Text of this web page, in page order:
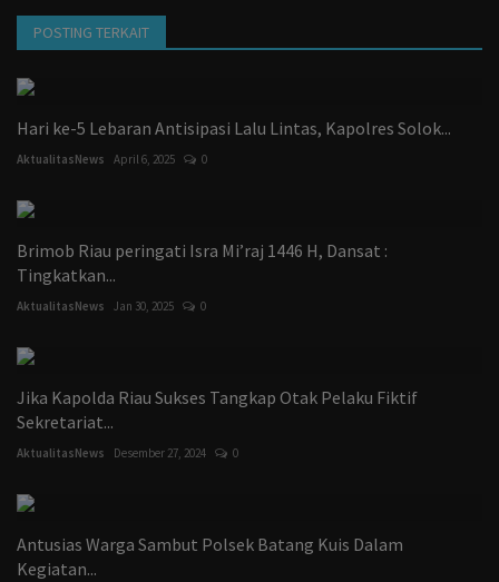
POSTING TERKAIT
Hari ke-5 Lebaran Antisipasi Lalu Lintas, Kapolres Solok...
AktualitasNews April 6, 2025 0
Brimob Riau peringati Isra Mi’raj 1446 H, Dansat :
Tingkatkan...
AktualitasNews Jan 30, 2025 0
Jika Kapolda Riau Sukses Tangkap Otak Pelaku Fiktif
Sekretariat...
AktualitasNews Desember 27, 2024 0
Antusias Warga Sambut Polsek Batang Kuis Dalam
Kegiatan...